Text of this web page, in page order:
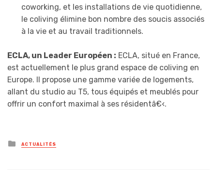
coworking, et les installations de vie quotidienne,
le coliving élimine bon nombre des soucis associés
à la vie et au travail traditionnels.
ECLA, un Leader Européen : ECLA, situé en France,
est actuellement le plus grand espace de coliving en
Europe. Il propose une gamme variée de logements,
allant du studio au T5, tous équipés et meublés pour
offrir un confort maximal à ses résidentâ€‹.
Posted
in
ACTUALITÉS